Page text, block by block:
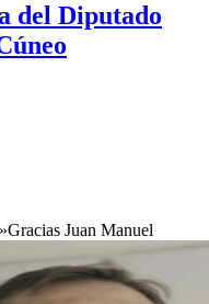
del Diputado
»Gracias Juan Manuel